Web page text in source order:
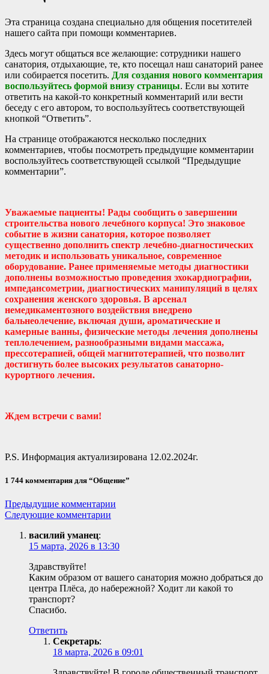
Эта страница создана специально для общения посетителей
нашего сайта при помощи комментариев.
Здесь могут общаться все желающие: сотрудники нашего
санатория, отдыхающие, те, кто посещал наш санаторий ранее
или собирается посетить. Для создания нового комментария
воспользуйтесь формой внизу страницы. Если вы хотите
ответить на какой-то конкретный комментарий или вести
беседу с его автором, то воспользуйтесь соответствующей
кнопкой “Ответить”.
На странице отображаются несколько последних
комментариев, чтобы посмотреть предыдущие комментарии
воспользуйтесь соответствующей ссылкой “Предыдущие
комментарии”.
Уважаемые пациенты! Рады сообщить о завершении
строительства нового лечебного корпуса! Это знаковое
событие в жизни санатория, которое позволяет
существенно дополнить спектр лечебно-диагностических
методик и использовать уникальное, современное
оборудование. Ранее применяемые методы диагностики
дополнены возможностью проведения эхокардиографии,
импедансометрии, диагностических манипуляций в целях
сохранения женского здоровья. В арсенал
немедикаментозного воздействия внедрено
бальнеолечение, включая души, ароматические и
камерные ванны, физические методы лечения дополнены
теплолечением, разнообразными видами массажа,
прессотерапией, общей магнитотерапией, что позволит
достигнуть более высоких результатов санаторно-
курортного лечения.
Ждем встречи с вами!
P.S. Информация актуализирована 12.02.2024г.
1 744 комментария для “Общение”
Навигация
по
комментариям
Предыдущие комментарии
Следующие комментарии
василий уманец:
15 марта, 2026 в 13:30
Здравствуйте!
Каким образом от вашего санатория можно добраться до
центра Плёса, до набережной? Ходит ли какой то
транспорт?
Спасибо.
Ответить
Секретарь:
18 марта, 2026 в 09:01